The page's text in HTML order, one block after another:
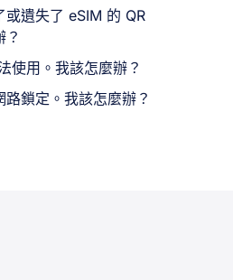
或遺失了 eSIM 的 QR
？
使用。我該怎麼辦？
路鎖定。我該怎麼辦？